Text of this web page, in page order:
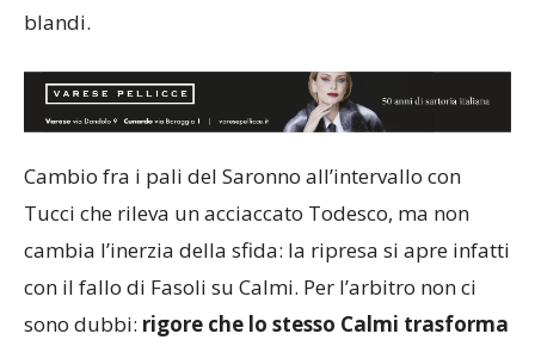
blandi.
Cambio fra i pali del Saronno all’intervallo con
Tucci che rileva un acciaccato Todesco, ma non
cambia l’inerzia della sfida: la ripresa si apre infatti
con il fallo di Fasoli su Calmi. Per l’arbitro non ci
sono dubbi: rigore che lo stesso Calmi trasforma